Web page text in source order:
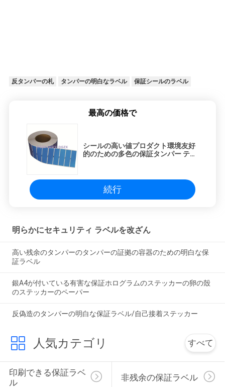
反タンパーの札 タンパーの明白なラベル 保証シールのラベル
最高の価格で
シールの高い値プロダクト環境友好
的のための多色の保証タンパー テー
続行
明らかにセキュリティ ラベルを改ざん
高い残余のタンパーのタンパーの証拠の容器のための明白な保
証ラベル
銀A4が付いている有害な保証ホログラムのステッカーの卵の殼
のステッカーのペーパー
反偽造のタンパーの明白な保証ラベル/自己接着ステッカー
人気カテゴリ すべて
印刷できる保証ラベ
ル
非残余の保証ラベル